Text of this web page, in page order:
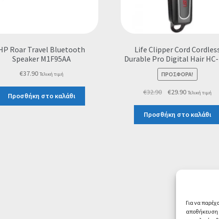
Για να
αποθήκευση
Roar Travel Bluetooth
Speaker M1F95AA
€37.90 Τελική τιμή
Προσθήκη στο καλάθι
Life Clipper Cord
Durable Pro Digital Hair
ΠΡΟΣΦΟΡΆ!
€32.90
Original
was:
€32.90.
€29.90Η
τιμή
είναι:
Τελική τιμή
Προσθήκη στο καλάθι